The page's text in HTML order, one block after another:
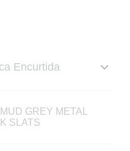
GREY METAL
SLATS